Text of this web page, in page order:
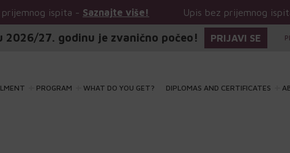
ispita -Saznajte više! Upis bez prijemnog ispita -
2026/27. godinu je zvanično počeo! PRIJAVI SE
PROGRAM WHAT DO YOU GET? DIPLOMAS AND CERTIFICATES